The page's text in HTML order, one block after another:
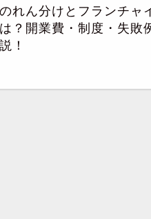
のれん分けとフランチャ
は？開業費・制度・失敗
説！